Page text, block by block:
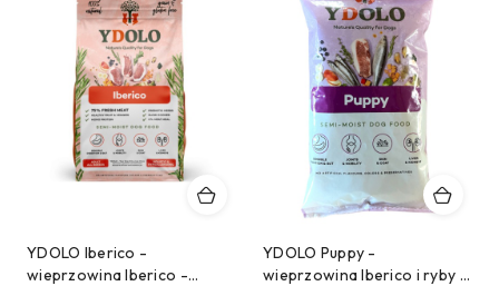
YDOLO Iberico -
wieprzowina Iberico -
YDOLO Puppy -
wieprzowina Iberico i ryby -